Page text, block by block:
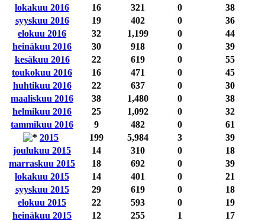
lokakuu 2016
16 321 0
38
syyskuu 2016
19 402 0
36
elokuu 2016
32 1,199 0
44
heinäkuu 2016
30 918 0
39
kesäkuu 2016
22 619 0
55
toukokuu 2016
16 471 0
45
huhtikuu 2016
22 637 0
30
maaliskuu 2016
38 1,480 0
38
helmikuu 2016
25 1,092 0
32
tammikuu 2016
9 482 0
61
2015
199 5,984 3
39
joulukuu 2015
14 310 0
18
marraskuu 2015
18 692 0
39
lokakuu 2015
14 401 0
21
syyskuu 2015
29 619 0
18
elokuu 2015
22 593 0
19
heinäkuu 2015
12 255 1
17